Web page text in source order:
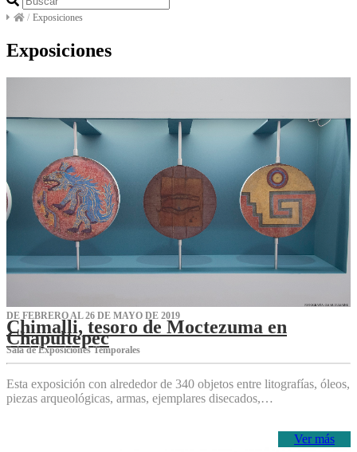
/ Exposiciones
Exposiciones
DE FEBRERO AL 26 DE MAYO DE 2019
Chimalli, tesoro de Moctezuma en
Chapultepec
Sala de Exposiciones Temporales
Esta exposición con alrededor de 340 objetos entre litografías, óleos,
piezas arqueológicas, armas, ejemplares disecados,…
Ver más